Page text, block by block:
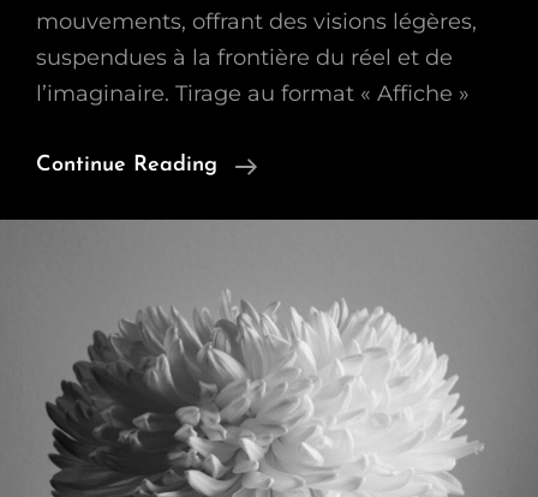
mouvements, offrant des visions légères,
suspendues à la frontière du réel et de
l’imaginaire. Tirage au format « Affiche »
Continue Reading
Série